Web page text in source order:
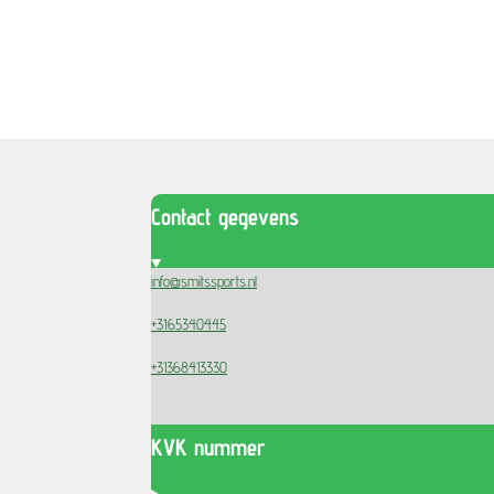
Contact gegevens
info@smitssports.nl
+3165340445
+31368413330
KVK nummer